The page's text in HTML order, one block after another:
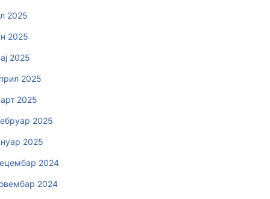
2025
2025
2025
2025
2025
2025
2025
2024
2024